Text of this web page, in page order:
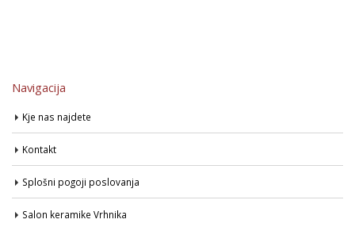
Navigacija
Kje nas najdete
Kontakt
Splošni pogoji poslovanja
Salon keramike Vrhnika